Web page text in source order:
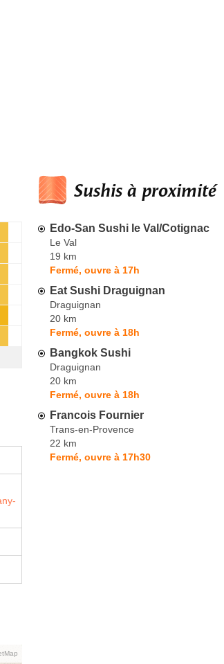
Sushis à proximité
Edo-San Sushi le Val/Cotignac
Le Val
19 km
Fermé, ouvre à 17h
Eat Sushi Draguignan
Draguignan
20 km
Fermé, ouvre à 18h
Bangkok Sushi
Draguignan
20 km
Fermé, ouvre à 18h
Francois Fournier
Trans-en-Provence
22 km
Fermé, ouvre à 17h30